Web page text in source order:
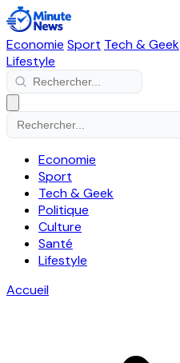
Economie Sport Tech & Geek
Lifestyle
Economie
Sport
Tech & Geek
Politique
Culture
Santé
Lifestyle
Accueil